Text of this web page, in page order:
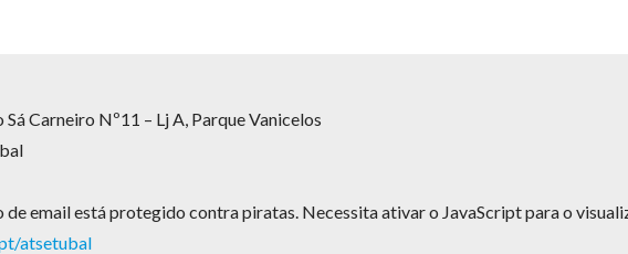
Sá Carneiro Nº11 – Lj A, Parque Vanicelos
de email está protegido contra piratas. Necessita ativar o JavaScript para o
atsetubal